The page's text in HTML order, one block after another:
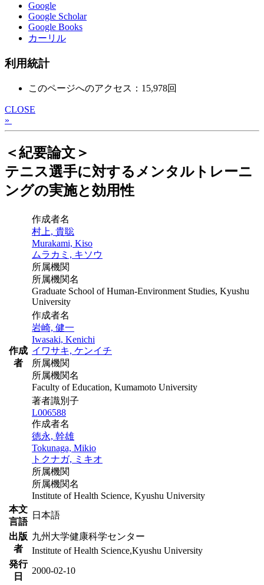
Google
Google Scholar
Google Books
カーリル
利用統計
このページへのアクセス：15,978回
CLOSE
»
＜紀要論文＞
テニス選手に対するメンタルトレーニ
ングの実施と効用性
作成
者
作成者名
村上, 貴聡
Murakami, Kiso
ムラカミ, キソウ
所属機関
所属機関名
Graduate School of Human-Environment Studies, Kyushu
University
作成者名
岩崎, 健一
Iwasaki, Kenichi
イワサキ, ケンイチ
所属機関
所属機関名
Faculty of Education, Kumamoto University
著者識別子
L006588
作成者名
徳永, 幹雄
Tokunaga, Mikio
トクナガ, ミキオ
所属機関
所属機関名
Institute of Health Science, Kyushu University
本文
言語
日本語
出版
者
九州大学健康科学センター
Institute of Health Science,Kyushu University
発行
日
2000-02-10